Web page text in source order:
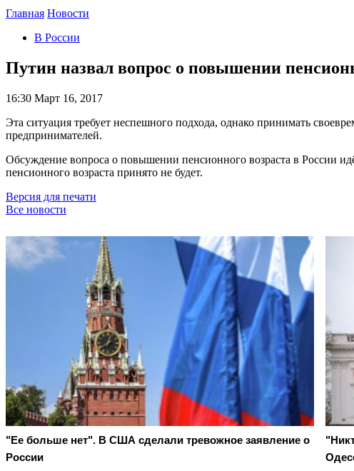
Главная Новости
В России
Путин назвал вопрос о повышении
16:30 Март 16, 2017
Эта ситуация требует неспешного подхода, однако принимать
предпринимателей.
Обсуждение вопроса о повышении пенсионного возраста в России
пенсионного возраста принято не будет.
Версия для печати
Все новости
"Ее больше нет". В США сделали тревожное заявление о
России